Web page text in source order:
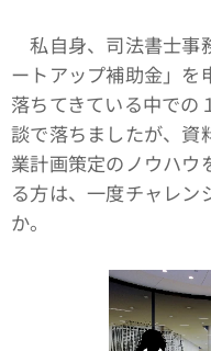
私自身、司法書士事
ートアップ補助金」を
落ちてきている中での
談で落ちましたが、資
業計画策定のノウハウ
る方は、一度チャレン
か。